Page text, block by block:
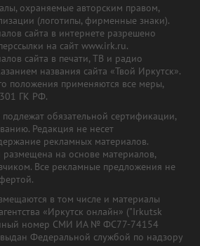
охраняемые авторским правом,
(логотипы, фирменные знаки).
сайта в интернете разрешено
на сайт www.irk.ru.
сайта в печати, ТВ и радио
названия сайта «Твой Иркутск».
положения применяются все меры,
ГК РФ.
обязательной сертификации,
Редакция не несет
рекламных материалов.
размещена на основе материалов,
Все рекламные предложения не
в том числе и материалы
«Иркутск онлайн» ("Irkutsk
номер СМИ ИА № ФС77-74154
Федеральной службой по надзору